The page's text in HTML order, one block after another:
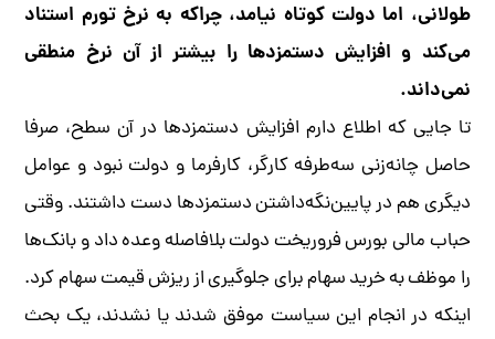
طولانی، اما دولت کوتاه نیامد، چراکه به نرخ تورم استناد
می‌کند و افزایش دستمزدها را بیشتر از آن نرخ منطقی
نمی‌داند.
تا جایی که اطلاع دارم افزایش دستمزدها در آن سطح، صرفا
حاصل چانه‌زنی سه‌طرفه کارگر، کارفرما و دولت نبود و عوامل
دیگری هم در پایین‌نگه‌داشتن دستمزدها دست داشتند. وقتی
حباب مالی بورس فروریخت دولت بلافاصله وعده داد و بانک‌ها
را موظف به خرید سهام برای جلوگیری از ریزش قیمت سهام کرد.
اینکه در انجام این سیاست موفق شدند یا نشدند، یک بحث